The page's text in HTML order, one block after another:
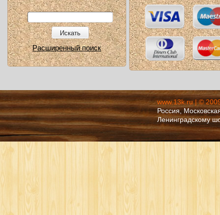
Искать
Расширенный поиск
www.13k.ru | ©
Россия,
Ленинградскому